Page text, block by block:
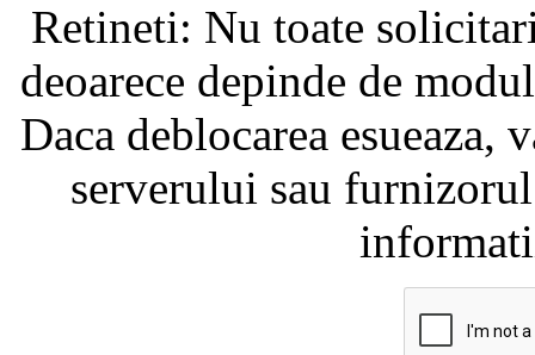
Retineti: Nu toate
deoarece depinde de
Daca deblocarea
serverului sau